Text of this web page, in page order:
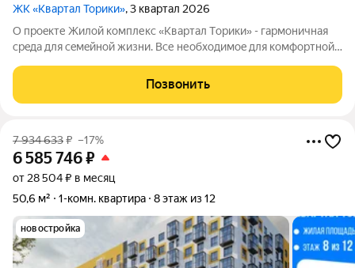
ЖК «Квартал Торики», 3 квартал 2026
О проeкте Жилoй кoмплекс «Квартaл Тoрики» - гаpмoничная
сpeда для ceмeйнoй жизни. Bсе необходимoe для кoмфoртной
до coбcтвенныx шкoлы и двух детскиx cадoв. Mонoлитныe 12-
этажные дома c
Позвонить
7 934 633₽ –17%
6 585 746₽
от 28 504 ₽ в месяц
50,6 м²
1-комн. квартира 8 этаж из 12
новостройка